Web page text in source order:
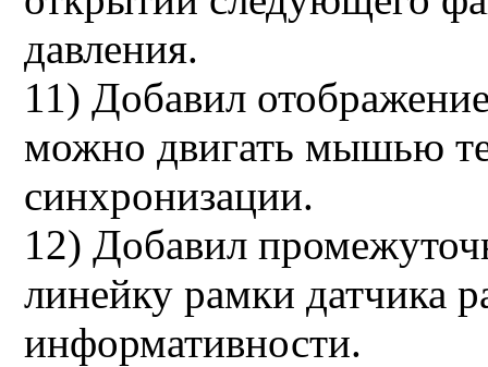
давления.
11) Добавил
можно двигать мышью
синхронизации.
12) Добавил
линейку рамки датчика
информативности.